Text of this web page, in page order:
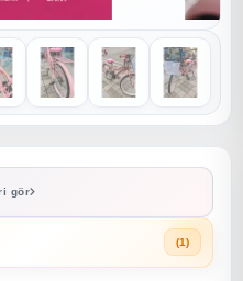
gör
(1)